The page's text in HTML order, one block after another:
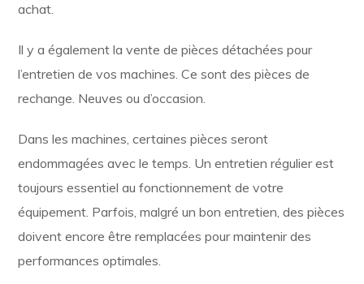
achat.
Il y a également la vente de pièces détachées pour
l’entretien de vos machines. Ce sont des pièces de
rechange. Neuves ou d’occasion.
Dans les machines, certaines pièces seront
endommagées avec le temps. Un entretien régulier est
toujours essentiel au fonctionnement de votre
équipement. Parfois, malgré un bon entretien, des pièces
doivent encore être remplacées pour maintenir des
performances optimales.